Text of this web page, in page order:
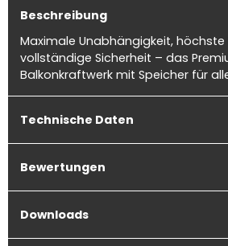
Beschreibung
Maximale Unabhängigkeit, höchste
vollständige Sicherheit – das
Balkonkraftwerk mit Speicher für
Technische Daten
Bewertungen
Downloads